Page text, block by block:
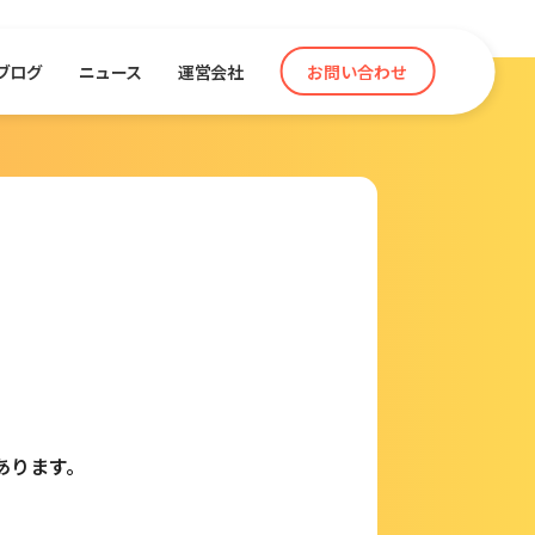
ログ ニュース 運営会社 お問い合わせ
ます。